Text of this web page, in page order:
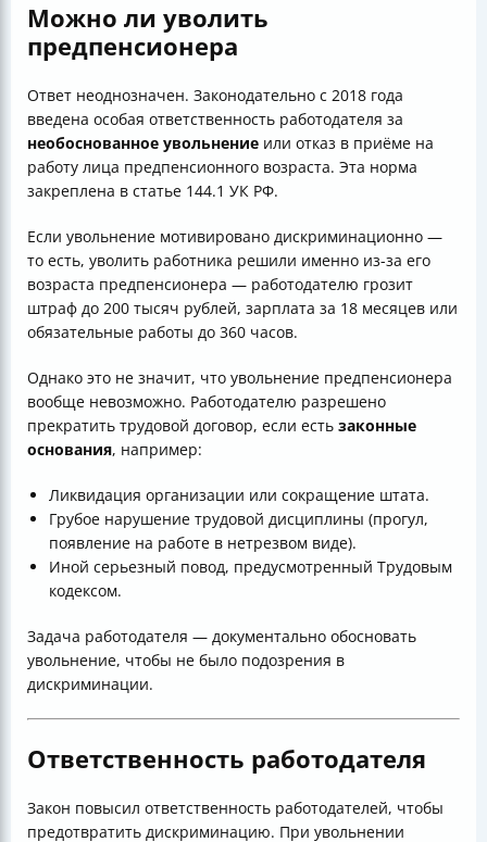
Можно ли уволить
предпенсионера
Ответ неоднозначен. Законодательно с 2018 года
введена особая ответственность работодателя за
необоснованное увольнение или отказ в приёме на
работу лица предпенсионного возраста. Эта норма
закреплена в статье 144.1 УК РФ.
Если увольнение мотивировано дискриминационно —
то есть, уволить работника решили именно из-за его
возраста предпенсионера — работодателю грозит
штраф до 200 тысяч рублей, зарплата за 18 месяцев или
обязательные работы до 360 часов.
Однако это не значит, что увольнение предпенсионера
вообще невозможно. Работодателю разрешено
прекратить трудовой договор, если есть законные
основания, например:
Ликвидация организации или сокращение штата.
Грубое нарушение трудовой дисциплины (прогул,
появление на работе в нетрезвом виде).
Иной серьезный повод, предусмотренный Трудовым
кодексом.
Задача работодателя — документально обосновать
увольнение, чтобы не было подозрения в
дискриминации.
Ответственность работодателя
Закон повысил ответственность работодателей, чтобы
предотвратить дискриминацию. При увольнении